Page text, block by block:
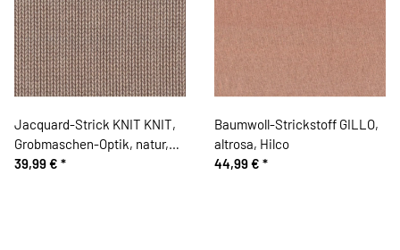
Jacquard-Strick KNIT KNIT,
Grobmaschen-Optik, natur,
Albstoffe
39,99 € *
Baumwoll-Strickstoff GILLO,
altrosa, Hilco
44,99 € *